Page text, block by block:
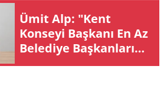
Ümit Alp: "Kent
Konseyi Başkanı En Az
Belediye Başkanları
Kadar Donanımlı